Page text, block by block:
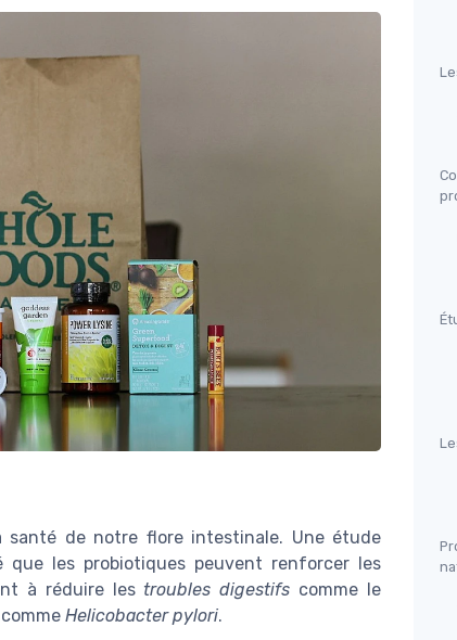
de notre flore intestinale. Une étude
les probiotiques peuvent renforcer les
à réduire les troubles digestifs comme le
Helicobacter pylori.